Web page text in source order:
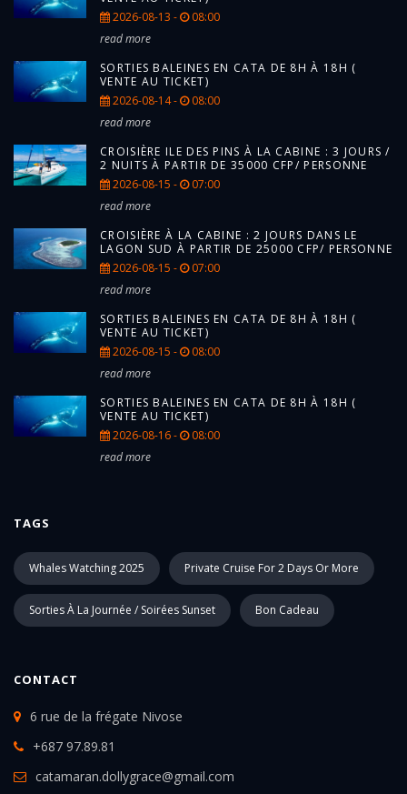
2026-08-13 -
08:00
read more
SORTIES BALEINES EN CATA DE 8H À 18H (
VENTE AU TICKET)
2026-08-14 -
08:00
read more
CROISIÈRE ILE DES PINS À LA CABINE : 3 JOURS /
2 NUITS À PARTIR DE 35000 CFP/ PERSONNE
2026-08-15 -
07:00
read more
CROISIÈRE À LA CABINE : 2 JOURS DANS LE
LAGON SUD À PARTIR DE 25000 CFP/ PERSONNE
2026-08-15 -
07:00
read more
SORTIES BALEINES EN CATA DE 8H À 18H (
VENTE AU TICKET)
2026-08-15 -
08:00
read more
SORTIES BALEINES EN CATA DE 8H À 18H (
VENTE AU TICKET)
2026-08-16 -
08:00
read more
TAGS
Whales Watching 2025 Private Cruise For 2 Days Or More
Sorties À La Journée / Soirées Sunset Bon Cadeau
CONTACT
6 rue de la frégate Nivose
+687 97.89.81
catamaran.dollygrace@gmail.com